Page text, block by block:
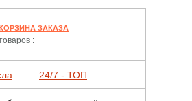
ЗАКАЗА
:
24/7 - ТОП